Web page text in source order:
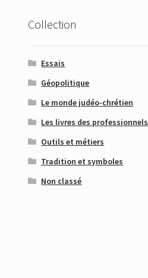
Collection
Essais
Géopolitique
Le monde judéo-chrétien
Les livres des professionnels
Outils et métiers
Tradition et symboles
Non classé